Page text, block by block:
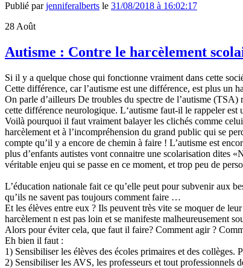
Publié parjenniferalberts le 31/08/2018 à 16:02:17
28 Août
Autisme : Contre le harcèlement
Si il y a quelque chose qui fonctionne vraiment dans cette
Cette différence, car l’autisme est une différence, est plus un
On parle d’ailleurs De troubles du spectre de l’autisme (TSA)
cette différence neurologique. L‘autisme faut-il le rappeler
Voilà pourquoi il faut vraiment balayer les clichés comme
harcèlement et à l’incompréhension du grand public qui se
compte qu’il y a encore de chemin à faire ! L’autisme est
plus d’enfants autistes vont connaitre une scolarisation dites
véritable enjeu qui se passe en ce moment, et trop peu de
L’éducation nationale fait ce qu’elle peut pour subvenir aux
qu’ils ne savent pas toujours comment faire …
Et les élèves entre eux ? Ils peuvent très vite se moquer de
harcèlement n est pas loin et se manifeste malheureusement
Alors pour éviter cela, que faut il faire? Comment agir ?
Eh bien il faut :
1) Sensibiliser les élèves des écoles primaires et des
2) Sensibiliser les AVS, les professeurs et tout professionnels